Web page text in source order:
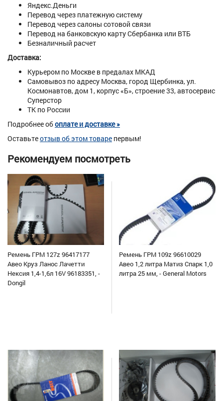
Яндекс.Деньги
Перевод через платежную систему
Перевод через салоны сотовой связи
Перевод на банковскую карту Сбербанка или ВТБ
Безналичный расчет
Доставка:
Курьером по Москве в предалах МКАД
Самовывоз по адресу Москва, город Щербинка, ул.
Космонавтов, дом 1, корпус «Б», строение 33, автосервис
Суперстор
ТК по России
Подробнее обоплате и доставке »
Оставьтеотзыв об этом товаре первым!
Рекомендуем посмотреть
Ремень ГРМ 127z 96417177
Авео Круз Ланос Лачетти
Нексия 1,4-1,6л 16V 96183351, -
Dongil
Ремень ГРМ 109z 96610029
Авео 1,2 литра Матиз Спарк 1,0
литра 25 мм, - General Motors